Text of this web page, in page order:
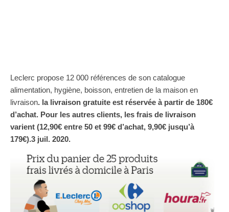
Leclerc propose 12 000 références de son catalogue
alimentation, hygiène, boisson, entretien de la maison en
livraison. la livraison gratuite est réservée à partir de 180€
d’achat. Pour les autres clients, les frais de livraison
varient (12,90€ entre 50 et 99€ d’achat, 9,90€ jusqu’à
179€).3 juil. 2020.